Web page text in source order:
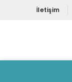
İletişim